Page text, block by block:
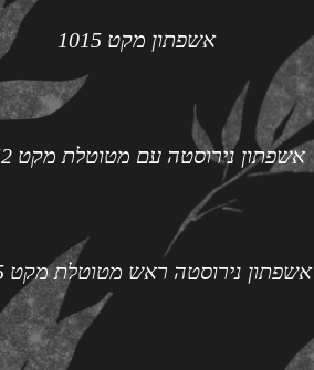
אשפתון מקט 1015
אשפתון נירוסטה עם מטוטלת מקט 2052
אשפתון נירוסטה ראש מטוטלת מקט 1025